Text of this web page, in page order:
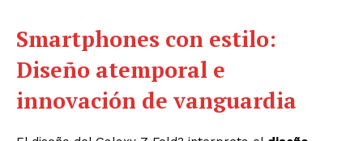
Smartphones con estilo:
Diseño atemporal e
innovación de vanguardia